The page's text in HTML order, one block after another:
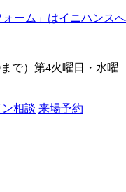
で）第4火曜日・水曜
相談 来場予約